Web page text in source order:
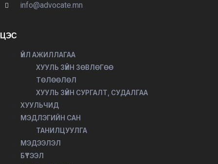
info@advocate.mn
ЦЭС
ҮЙЛ АЖИЛЛАГАА
ХУУЛЬ ЗҮЙН ЗӨВЛӨГӨӨ
ТӨЛӨӨЛӨЛ
ХУУЛЬ ЗҮЙН СУРГАЛТ, СУДАЛГАА
ХУУЛЬЧИД
МЭДЛЭГИЙН САН
ТАНИЛЦУУЛГА
МЭДЭЭЛЭЛ
БҮТЭЭЛ